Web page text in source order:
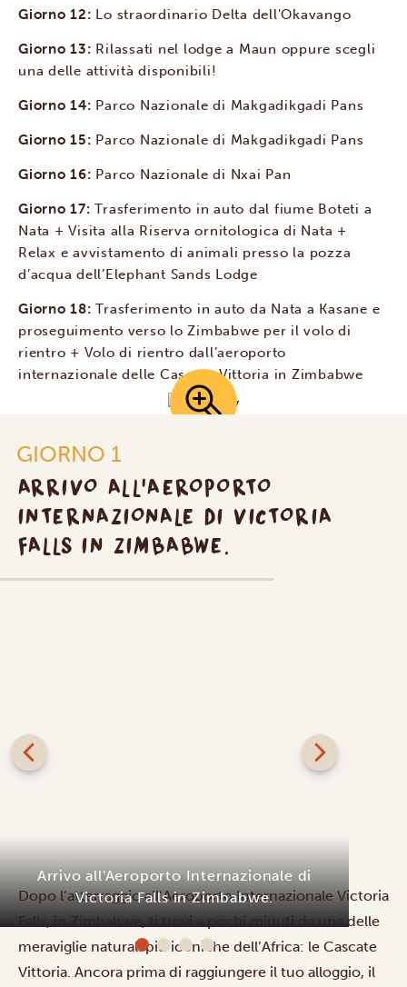
Giorno 12: Lo straordinario Delta dell'Okavango
Giorno 13: Rilassati nel lodge a Maun oppure scegli
una delle attività disponibili!
Giorno 14: Parco Nazionale di Makgadikgadi Pans
Giorno 15: Parco Nazionale di Makgadikgadi Pans
Giorno 16: Parco Nazionale di Nxai Pan
Giorno 17:Trasferimento in auto dal fiume Boteti a
Nata + Visita alla Riserva ornitologica di Nata +
Relax e avvistamento di animali presso la pozza
d’acqua dell’Elephant Sands Lodge
Giorno 18:Trasferimento in auto da Nata a Kasane e
proseguimento verso lo Zimbabwe per il volo di
rientro + Volo di rientro dall’aeroporto
internazionale delle Cascate Vittoria in Zimbabwe
GIORNO 1
ARRIVO ALL'AEROPORTO
INTERNAZIONALE DI VICTORIA
FALLS IN ZIMBABWE.
Arrivo all'Aeroporto Internazionale di
Dopo l’atterraggio all’Aeroporto Internazionale Victoria
Falls, in Zimbabwe, ti trovi a pochi minuti da una delle
meraviglie naturali più iconiche dell’Africa: le Cascate
Vittoria. Ancora prima di raggiungere il tuo alloggio, il